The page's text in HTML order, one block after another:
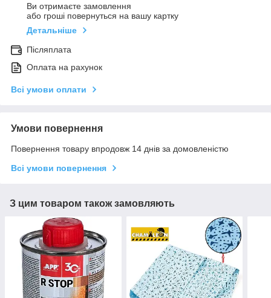
Ви отримаєте замовлення
або гроші повернуться на вашу картку
Детальніше
Післяплата
Оплата на рахунок
Всі умови оплати
Умови повернення
Повернення товару впродовж 14 днів за домовленістю
Всі умови повернення
З цим товаром також замовляють